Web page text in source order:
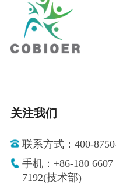
关注我们
联系方式：400-
手机：+86-180
7192(技术部)